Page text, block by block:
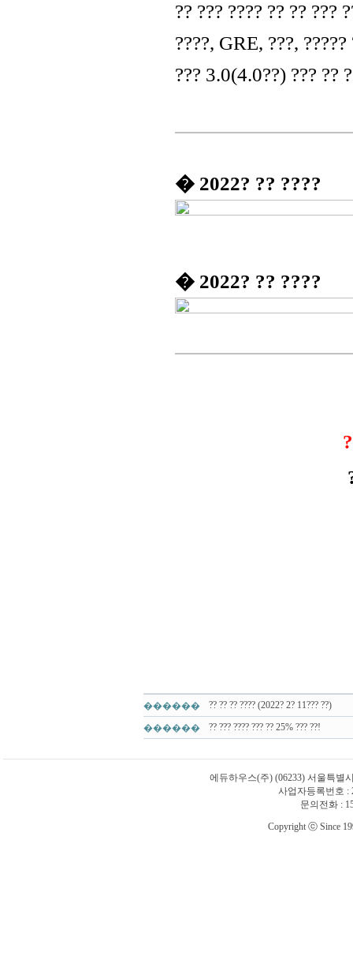
?? ??? ???? ?? ?? ???
????, GRE, ???, ?????
??? 3.0(4.0??) ??? ??
� 2022? ?? ????
� 2022? ?? ????
������ ?? ?? ?? ???? (2022? 2? 11??? ??)
������ ?? ??? ???? ??? ?? 25% ??? ??!
에듀하우스(주) (06233) 서울특별
사업자등록번호 :
문의전화 :
Copyright ⓒ Since